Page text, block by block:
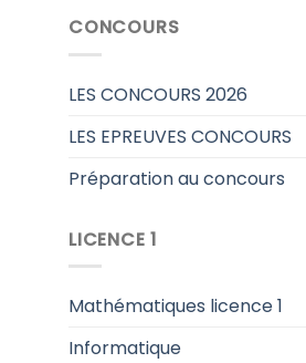
CONCOURS
LES CONCOURS 2026
LES EPREUVES CONCOURS
Préparation au concours
LICENCE 1
Mathématiques licence 1
Informatique